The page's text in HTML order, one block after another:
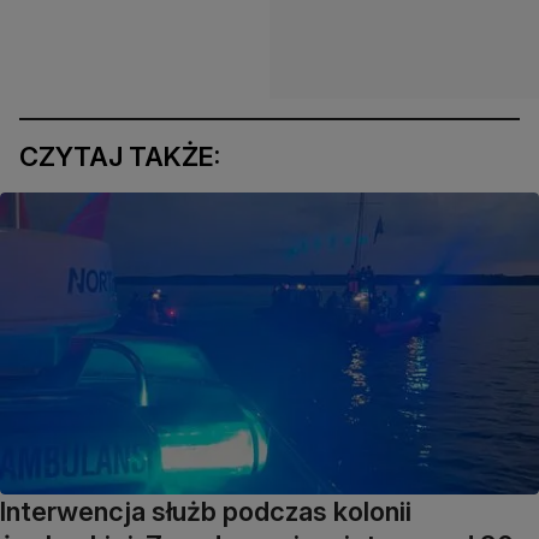
CZYTAJ TAKŻE:
Interwencja służb podczas kolonii